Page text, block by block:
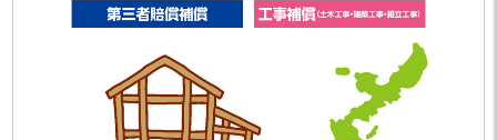
「沖建協会報 9月号」を掲載しまし
た。
2024.08.20
「沖建協会報 8月号」を掲載しまし